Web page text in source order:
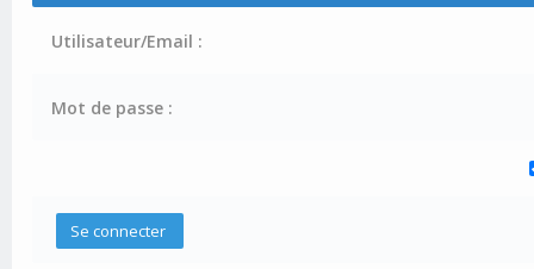
Utilisateur/Email :
Mot de passe :